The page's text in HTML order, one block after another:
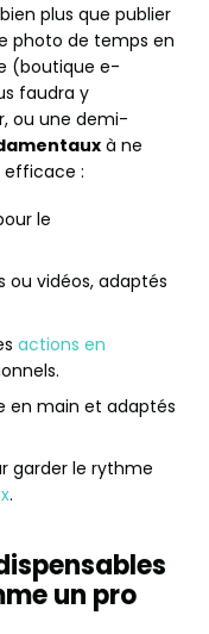
plus que publier
photo de temps en
(boutique e-
faudra y
ou une demi-
à ne
efficace :
le
ou vidéos, adaptés
actions en
en main et adaptés
garder le rythme
.
un pro